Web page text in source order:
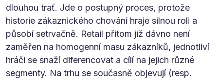
dlouhou trať. Jde o postupný proces, protože
historie zákaznického chování hraje silnou roli a
působí setrvačně. Retail přitom již dávno není
zaměřen na homogenní masu zákazníků, jednotliví
hráči se snaží diferencovat a cílí na jejich různé
segmenty. Na trhu se současně objevují (resp.